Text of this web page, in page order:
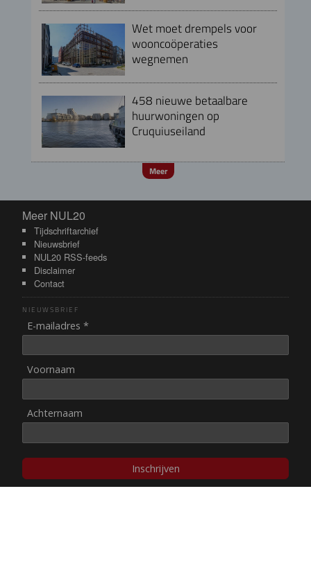
Wet moet drempels voor
wooncoöperaties
wegnemen
458 nieuwe betaalbare
huurwoningen op
Cruquiuseiland
Meer
Meer NUL20
Meer NUL20
Tijdschriftarchief
Nieuwsbrief
NUL20 RSS-feeds
Disclaimer
Contact
NIEUWSBRIEF
E-mailadres *
Voornaam
Achternaam
Inschrijven